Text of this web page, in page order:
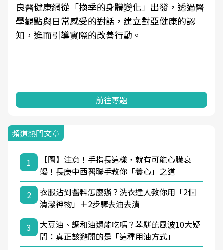
良醫健康網從「換季的身體變化」出發，透過醫
學觀點與日常感受的對話，建立對亞健康的認
知，進而引導實際的改善行動。
前往專題
頻道熱門文章
1
【圖】注意！手指長這樣，就有可能心臟衰
竭！長庚中西醫聯手教你「養心」之道
2
衣服沾到醬料怎麼辦？洗衣達人教你用「2個
清潔神物」＋2步驟去油去漬
3
大豆油、調和油還能吃嗎？苯駢芘風波10大疑
問：真正該避開的是「這種用油方式」